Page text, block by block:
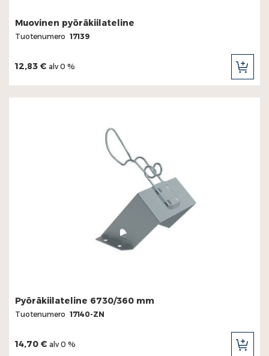
Muovinen pyöräkiilateline
Tuotenumero 17139
12,83 € alv 0 %
Pyöräkiilateline 6730/360 mm
Tuotenumero 17140-ZN
14,70 € alv 0 %